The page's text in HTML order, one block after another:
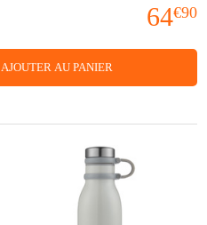
64€90
AJOUTER AU PANIER